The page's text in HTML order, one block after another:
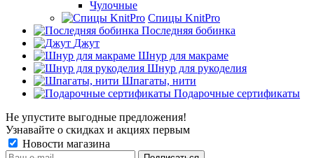
Чулочные
Спицы KnitPro
Последняя бобинка
Джут
Шнур для макраме
Шнур для рукоделия
Шпагаты, нити
Подарочные сертификаты
Не упустите выгодные предложения!
Узнавайте о скидках и акциях первым
Новости магазина